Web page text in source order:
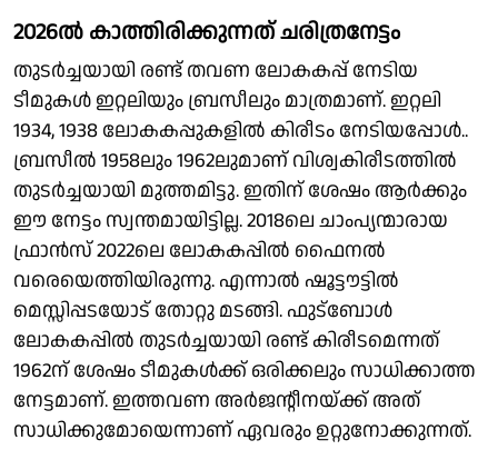
2026ൽ കാത്തിരിക്കുന്നത് ചരിത്രനേട്ടം
തുടർച്ചയായി രണ്ട് തവണ ലോകകപ്പ് നേടിയ
ടീമുകൾ ഇറ്റലിയും ബ്രസീലും മാത്രമാണ്. ഇറ്റലി
1934, 1938 ലോകകപ്പുകളിൽ കിരീടം നേടിയപ്പോൾ..
ബ്രസീൽ 1958ലും 1962ലുമാണ് വിശ്വകിരീടത്തിൽ
തുടർച്ചയായി മുത്തമിട്ടു. ഇതിന് ശേഷം ആർക്കും
ഈ നേട്ടം സ്വന്തമായിട്ടില്ല. 2018ലെ ചാംപ്യന്മാരായ
ഫ്രാൻസ് 2022ലെ ലോകകപ്പിൽ ഫൈനൽ
വരെയെത്തിയിരുന്നു. എന്നാൽ ഷൂട്ടൗട്ടിൽ
മെസ്സിപ്പടയോട് തോറ്റു മടങ്ങി. ഫുട്ബോൾ
ലോകകപ്പിൽ തുടർച്ചയായി രണ്ട് കിരീടമെന്നത്
1962ന് ശേഷം ടീമുകൾക്ക് ഒരിക്കലും സാധിക്കാത്ത
നേട്ടമാണ്. ഇത്തവണ അർജൻ്റീനയ്ക്ക് അത്
സാധിക്കുമോയെന്നാണ് ഏവരും ഉറ്റുനോക്കുന്നത്.